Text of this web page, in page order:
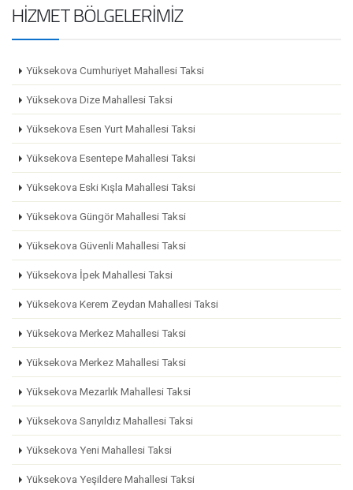
HIZMET BÖLGELERIMIZ
Yüksekova Cumhuriyet Mahallesi Taksi
Yüksekova Dize Mahallesi Taksi
Yüksekova Esen Yurt Mahallesi Taksi
Yüksekova Esentepe Mahallesi Taksi
Yüksekova Eski Kışla Mahallesi Taksi
Yüksekova Güngör Mahallesi Taksi
Yüksekova Güvenli Mahallesi Taksi
Yüksekova İpek Mahallesi Taksi
Yüksekova Kerem Zeydan Mahallesi Taksi
Yüksekova Merkez Mahallesi Taksi
Yüksekova Merkez Mahallesi Taksi
Yüksekova Mezarlık Mahallesi Taksi
Yüksekova Sarıyıldız Mahallesi Taksi
Yüksekova Yeni Mahallesi Taksi
Yüksekova Yeşildere Mahallesi Taksi